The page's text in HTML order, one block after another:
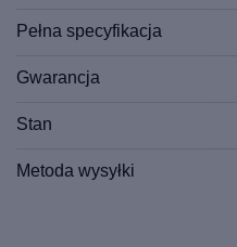
Pełna specyfikacja
Gwarancja
Stan
Metoda wysyłki